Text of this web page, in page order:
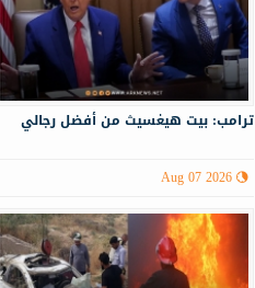
ترامب: بيت هيغسيث من أفضل رجالي
Aug 07 2026